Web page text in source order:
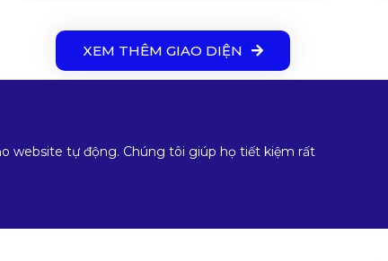
XEM THÊM GIAO DIỆN
website tự động. Chúng tôi giúp họ tiết kiệm rất